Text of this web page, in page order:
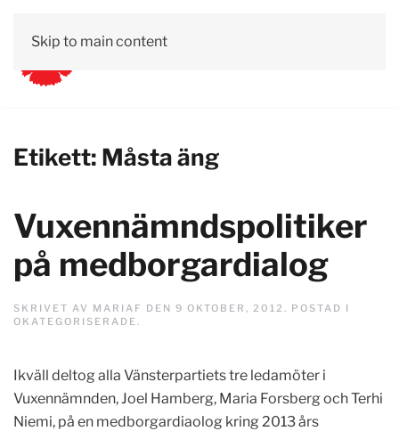
Skip to main content
Etikett: Måsta äng
Vuxennämndspolitiker
på medborgardialog
SKRIVET AV MARIAF DEN 9 OKTOBER, 2012 . POSTAD I
OKATEGORISERADE.
Ikväll deltog alla Vänsterpartiets tre ledamöter i
Vuxennämnden, Joel Hamberg, Maria Forsberg och Terhi
Niemi, på en medborgardiaolog kring 2013 års